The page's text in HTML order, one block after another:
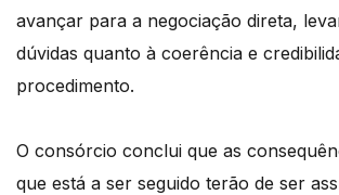
avançar para a negociação direta,
dúvidas quanto à coerência e
procedimento.
O consórcio conclui que as
que está a ser seguido terão de ser